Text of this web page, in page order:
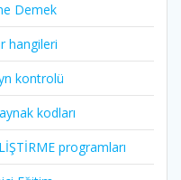
Demek
hangileri
kontrolü
kodları
programları